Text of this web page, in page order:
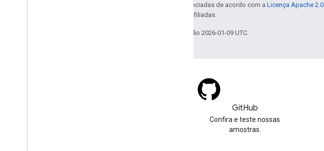
código são licenciadas de acordo com a Licença Apache 2.0
da Oracle e/ou afiliadas.
Última atualização 2026-01-09 UTC.
GitHub
Confira e teste nossas
amostras.